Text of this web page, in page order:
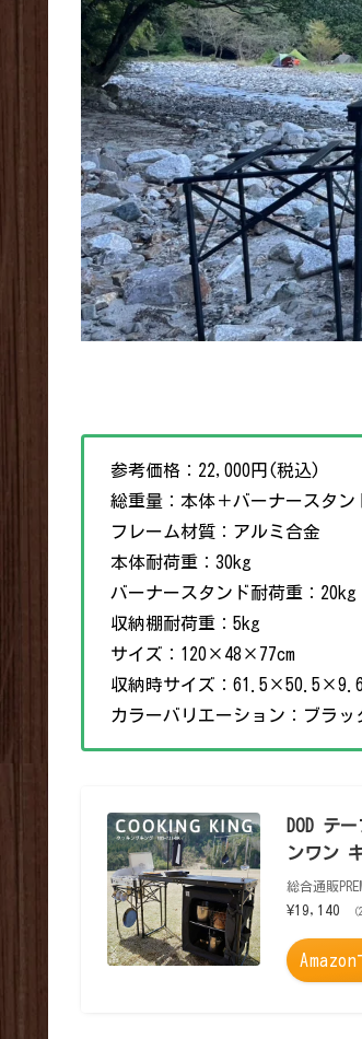
参考価格：22,000円(税込)
総重量：本体＋バーナースタン
フレーム材質：アルミ合金
本体耐荷重：30kg
バーナースタンド耐荷重：20kg
収納棚耐荷重：5kg
サイズ：120×48×77cm
収納時サイズ：
カラーバリエーション：ブラッ
DOD テ
ンワン
総合通販
¥19,140